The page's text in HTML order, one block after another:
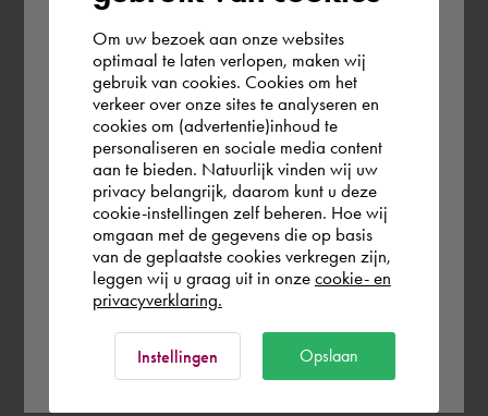
According to us you are situated in Rest of
the world. Please confirm in which country
you wish to shop.
Österreich
Rest of the world
Om uw bezoek aan onze websites
optimaal te laten verlopen, maken wij
gebruik van cookies. Cookies om het
verkeer over onze sites te analyseren en
cookies om (advertentie)inhoud te
personaliseren en sociale media content
aan te bieden. Natuurlijk vinden wij uw
privacy belangrijk, daarom kunt u deze
cookie-instellingen zelf beheren. Hoe wij
omgaan met de gegevens die op basis
van de geplaatste cookies verkregen zijn,
leggen wij u graag uit in onze cookie- en
privacyverklaring.
Instellingen Opslaan